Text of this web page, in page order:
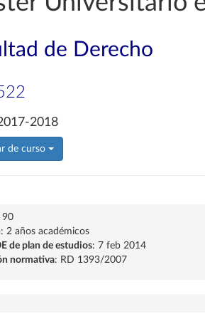
de Derecho
2018
de curso
90
: 2 años académicos
de plan de estudios: 7 feb 2014
normativa: RD 1393/2007